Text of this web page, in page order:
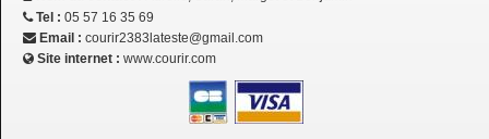
Tel : 05 57 16 35 69
Email : courir2383lateste@gmail.com
Site internet : www.courir.com